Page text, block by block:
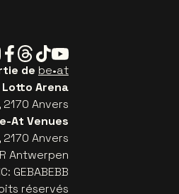
Facebook
Threads
TiktokYoutube
de be•at
Lotto Arena
Anvers
At Venues
Anvers
Antwerpen
GEBABEBB
réservés